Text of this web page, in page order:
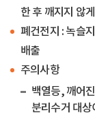
한 후 깨지지 않
폐건전지 : 녹슬
배출
주의사항
백열등, 깨어
분리수거 대